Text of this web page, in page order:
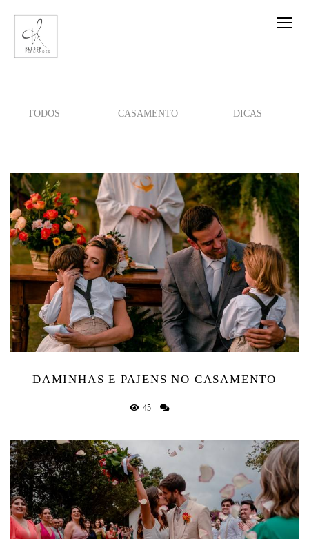
TODOS CASAMENTO DICAS
DAMINHAS E PAJENS NO CASAMENTO
45